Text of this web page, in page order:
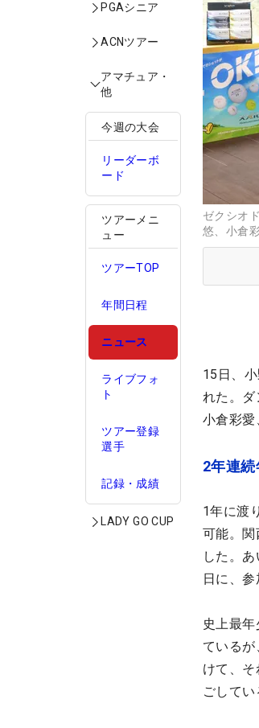
PGAシニア
ACNツアー
アマチュア・
他
今週の大会
リーダーボ
ード
ツアーメニ
ュー
ツアーTOP
年間日程
ニュース
ライブフォ
ト
ツアー登録
選手
記録・成績
LADY GO CUP
ゼクシオ
悠、小倉
15日、
れた。
小倉彩
2年連続
1年に渡
可能。
した。
日に、参
史上最
ている
けて、
ごしてい